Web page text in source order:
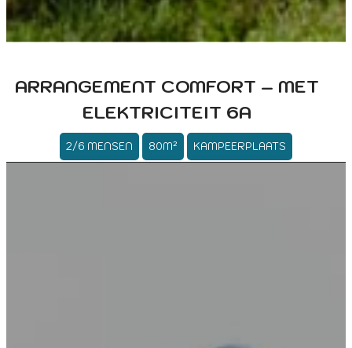
ARRANGEMENT COMFORT – MET
ELEKTRICITEIT 6A
2/6 MENSEN 80M² KAMPEERPLAATS